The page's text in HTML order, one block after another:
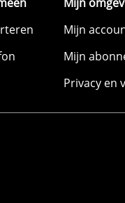
Mijn
Mijn
Privacy en